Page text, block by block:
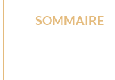
SOMMAIRE